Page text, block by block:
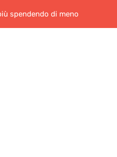
spendendo di meno